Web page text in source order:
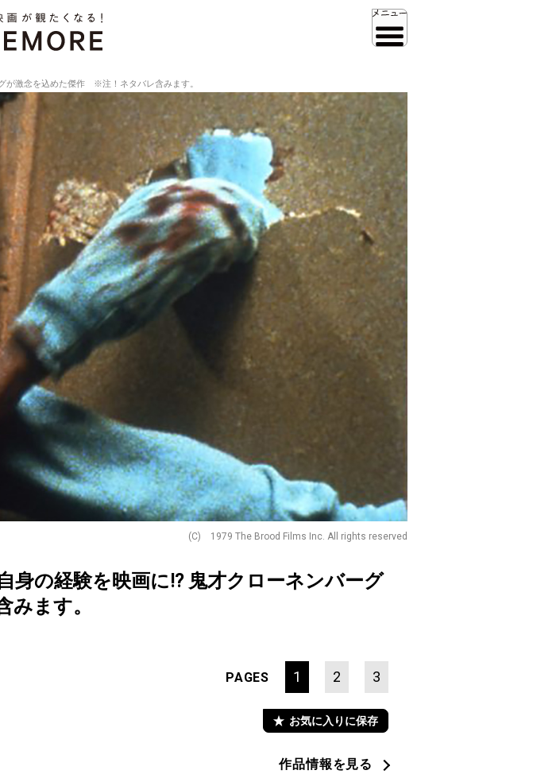
が激念を込めた傑作 ※注！ネタバレ含みます。
(C) 1979 The Brood Films Inc. All rights reserved
身の経験を映画に⁉︎ 鬼才クローネンバーグ
ます。
PAGES 1 2 3
お気に入りに保存
作品情報を見る